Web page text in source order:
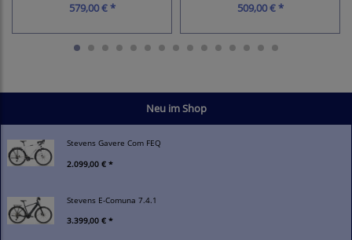
Neu im Shop
Stevens Gavere Com FEQ
2.099,00 € *
Stevens E-Comuna 7.4.1
3.399,00 € *
579,00 € * 509,00 € *